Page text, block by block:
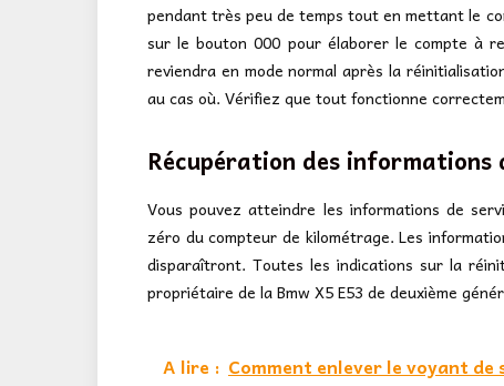
pendant très peu de temps tout en mettant le
sur le bouton 000 pour élaborer le compte à
reviendra en mode normal après la
au cas où. Vérifiez que tout fonctionne
Récupération des informations
Vous pouvez atteindre les informations de
zéro du compteur de kilométrage. Les
disparaîtront. Toutes les indications sur la
propriétaire de la Bmw X5 E53 de deuxième
A lire : Comment enlever le voyant de